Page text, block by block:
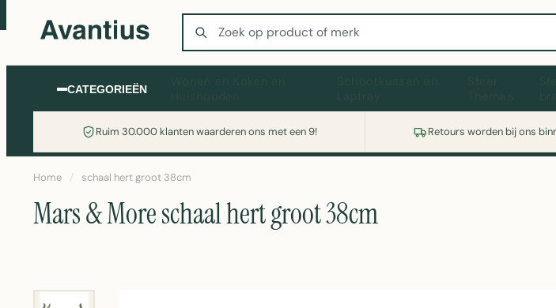
Zoeken
CATEGORIEËN
Ruim 30.000 klanten waarderen ons met een 9! Retours worden bij ons
Wasmachine of koelkast nodig? Vergelijk
Home / schaal hert groot 38cm
Mars & More schaal hert groot 38cm